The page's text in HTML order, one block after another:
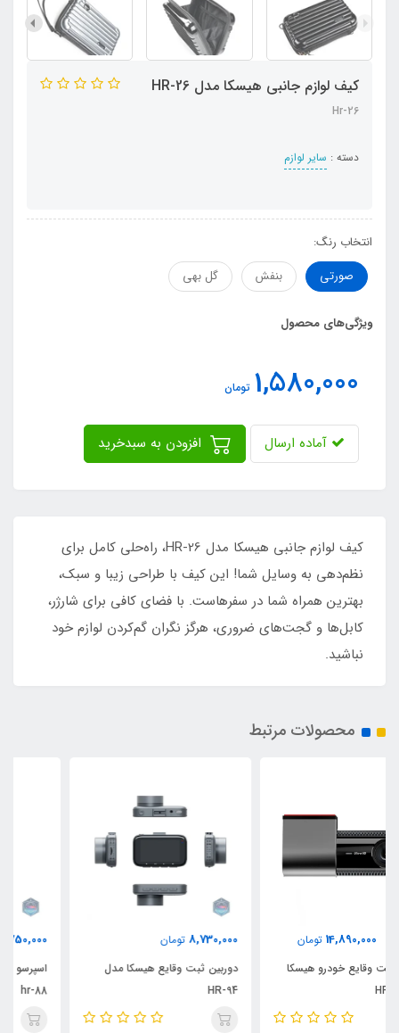
کیف لوازم جانبی هیسکا مدل HR-26
Hr-26
دسته : سایر لوازم
انتخاب رنگ:
صورتی
بنفش گل بهی
ویژگی‌های محصول
1,580,000 تومان
آماده ارسال
کیف لوازم جانبی هیسکا مدل HR-26، راه‌حلی کامل برای
نظم‌دهی به وسایل شما! این کیف با طراحی زیبا و سبک،
بهترین همراه شما در سفرهاست. با فضای کافی برای شارژر،
کابل‌ها و گجت‌های ضروری، هرگز نگران گم‌کردن لوازم خود
نباشید.
محصولات مرتبط
8,730,000 تومان
دوربین ثبت وقایع هیسکا مدل
17,750,000
اسپرسو ساز قابل حمل هیسکا مدل